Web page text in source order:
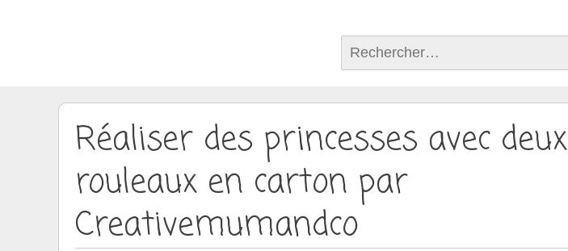
Réaliser des princesses avec deux
rouleaux en carton par
Creativemumandco